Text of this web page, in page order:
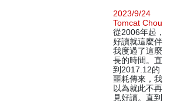
2023/9/24
Tomcat Chou
從2006年起，
好讀就這麼伴
我度過了這麼
長的時間。直
到2017.12的
噩耗傳來，我
以為就此不再
見好讀。直到